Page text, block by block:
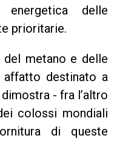
energetica delle
prioritarie.
del metano e delle
destinato a
- fra l’altro
colossi mondiali
di queste